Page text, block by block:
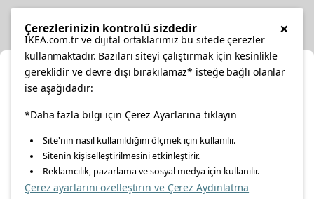
facebooktwitterinstagrampinterestyoutube
linkedin
Konumunuzu Seçin
İnternetten vereceğiniz siparişlerinizde size özel hizmet ve
içerikleri görebilmek için lütfen konumuzu seçin.
×
Çerezlerinizin kontrolü sizdedir
IKEA.com.tr ve dijital ortaklarımız bu sitede çerezler
kullanmaktadır. Bazıları siteyi çalıştırmak için kesinlikle
gereklidir ve devre dışı bırakılamaz* isteğe bağlı olanlar
ise aşağıdadır:
*Daha fazla bilgi için Çerez Ayarlarına tıklayın
Site'nin nasıl kullanıldığını ölçmek için kullanılır.
Sitenin kişiselleştirilmesini etkinleştirir.
Reklamcılık, pazarlama ve sosyal medya için kullanılır.
Çerez ayarlarını özelleştirin ve Çerez Aydınlatma